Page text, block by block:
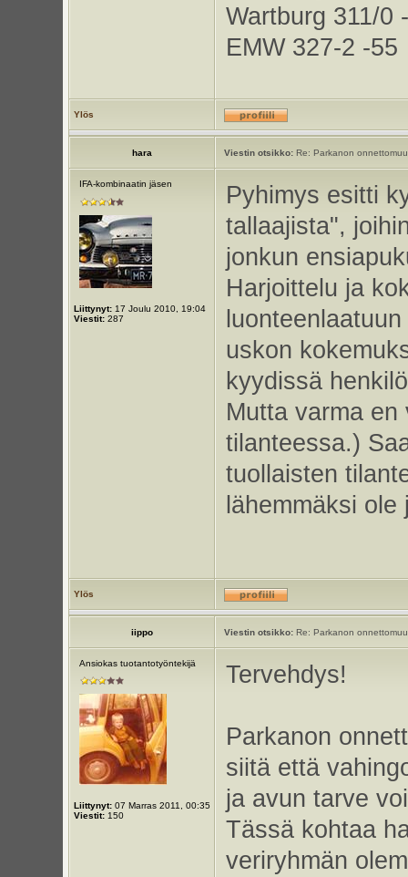
Wartburg 311/0
EMW 327-2 -55
Ylös
hara Viestin otsikko:Re: Parkanon
IFA-kombinaatin jäsen
Liittynyt:17 Joulu 2010, 19:04
Viestit:287
Pyhimys esitti
tallaajista",
jonkun
Harjoittelu ja
uskon
kyydissä
Mutta varma
tilanteessa.)
tuollaisten
lähemmäksi
Ylös
iippo Viestin otsikko:Re: Parkanon
Ansiokas tuotantotyöntekijä
Liittynyt:07 Marras 2011, 00:35
Viestit:150
Tervehdys!
Parkanon
siitä että
ja avun tarve
Tässä kohtaa
veriryhmän